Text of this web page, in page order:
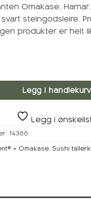
Omakase,
steingodsleire.
produkter er helt
Sushi tallerken,
Legg i handlekurv
Legg i
14366
+ Omakase, Sushi